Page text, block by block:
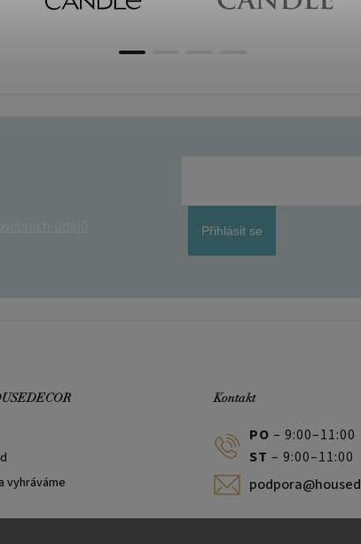
Přihlásit se
vyhráváme
Kontakt
PO – 9:00–11:00
ST – 9:00–11:00